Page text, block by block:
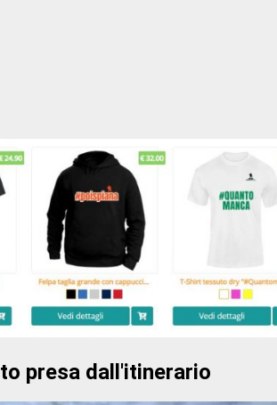
presa dall'itinerario